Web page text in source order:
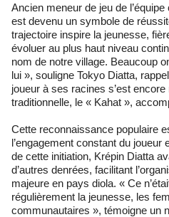
Ancien meneur de jeu de
est devenu un symbole de
trajectoire inspire la jeunesse,
évoluer au plus haut niveau
nom de notre village. Beaucoup
lui », souligne Tokyo Diatta,
joueur à ses racines s’est
traditionnelle, le « Kahat »,
Cette reconnaissance populaire
l’engagement constant du
de cette initiation, Krépin Diatta
d’autres denrées, facilitant
majeure en pays diola. « Ce
régulièrement la jeunesse, les
communautaires », témoigne un